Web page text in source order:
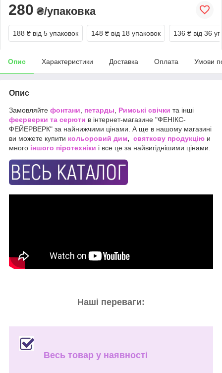
280 ₴/упаковка
188 ₴ від 5 упаковок 148 ₴ від 18 упаковок 136 ₴ від 36
Опис Характеристики Доставка Оплата Умови
Опис
Замовляйте фонтани петарды Римські свічки та інші
феєрверки та серюти в інтернет-магазине "ФЕНІКС-
ФЕЙЕРВЕРК" за найнижчими цінами. А ще в нашому магазині
ви можете купити кольоровий дим, святкову продукцію и
много іншого піротехніки і все це за найвигіднішими цінами.
Наші переваги:
Весь товар у наявності